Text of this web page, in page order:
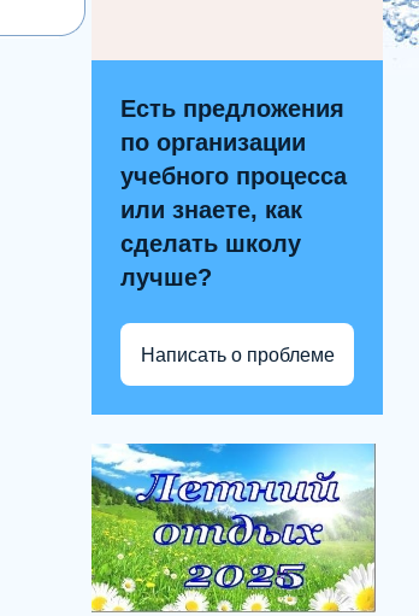
Есть предложения
по организации
учебного процесса
или знаете, как
сделать школу
лучше?
Написать о проблеме